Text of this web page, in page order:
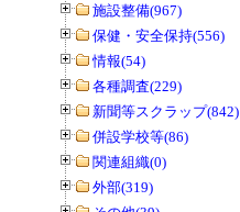
施設整備(967)
保健・安全保持(556)
情報(54)
各種調査(229)
新聞等スクラップ(842)
併設学校等(86)
関連組織(0)
外部(319)